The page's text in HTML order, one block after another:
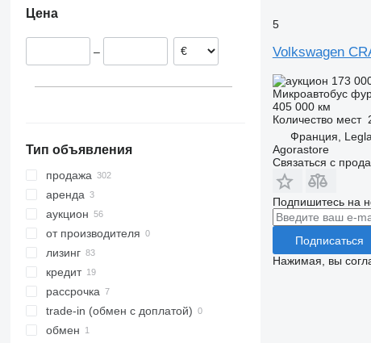
Чехия
Бельгия
Цена
–
Тип объявления
продажа
аренда
аукцион
от производителя
лизинг
кредит
рассрочка
trade-in (обмен с доплатой)
обмен
5
Volkswagen
173
Микроавтобус
405 000 км
Количество мест
Франция,
Agorastore
Связаться с
Подпишитесь на
Подписаться
Нажимая, вы